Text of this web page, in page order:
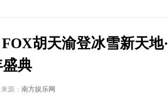
胡天渝登冰雪新天地·
典
来源： 南方娱乐网